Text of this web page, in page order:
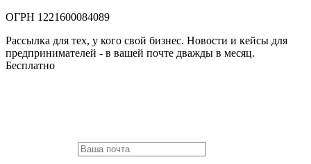
ОГРН 1221600084089
Рассылка для тех, у кого свой бизнес. Новости и кейсы для
предпринимателей - в вашей почте дважды в месяц.
Бесплатно